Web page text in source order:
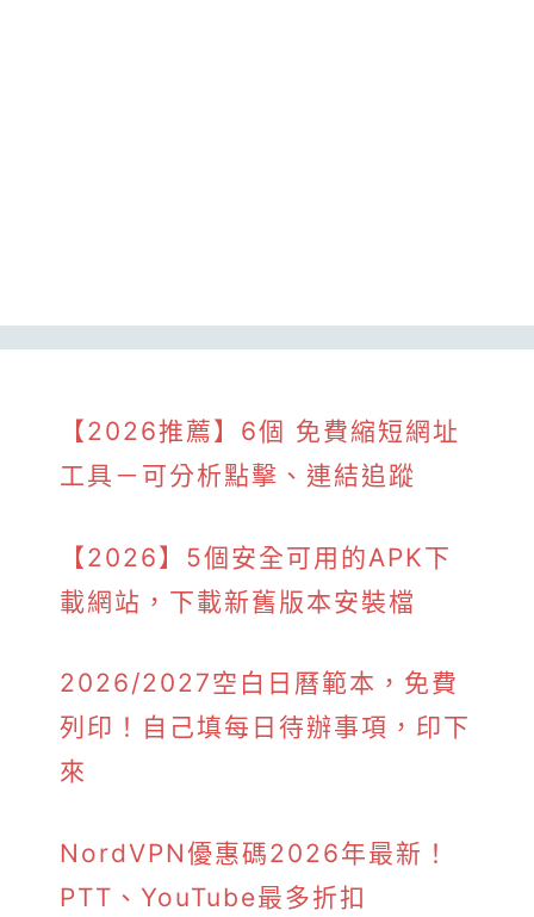
【2026推薦】6個 免費縮短網址
工具－可分析點擊、連結追蹤
【2026】5個安全可用的APK下
載網站，下載新舊版本安裝檔
2026/2027空白日曆範本，免費
列印！自己填每日待辦事項，印下
來
NordVPN優惠碼2026年最新！
PTT、YouTube最多折扣